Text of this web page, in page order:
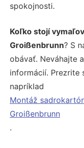
spokojnosti.
Koľko stojí
Groißenbrunn? S
obávať. Neváhajte
informácií. Prezrite
napríklad
Montáž
Groißenbrunn
.